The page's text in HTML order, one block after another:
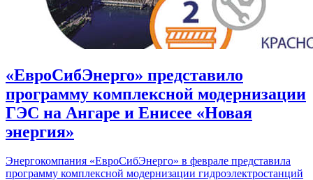
«ЕвроСибЭнерго» представило
программу комплексной модернизации
ГЭС на Ангаре и Енисее «Новая
энергия»
Энергокомпания «ЕвроСибЭнерго» в феврале представила
программу комплексной модернизации гидроэлектростанций